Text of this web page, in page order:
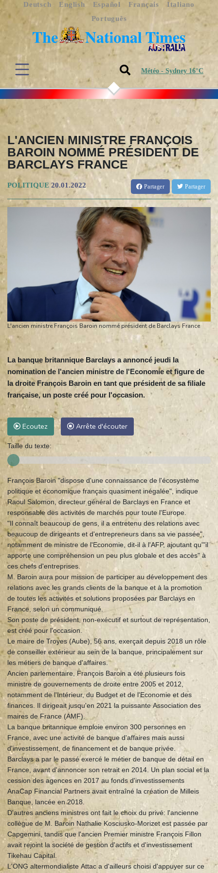
Deutsch English Español Français
Italiano
Português
Météo - Sydney 16°C
L'ANCIEN MINISTRE FRANÇOIS
BAROIN NOMMÉ PRÉSIDENT DE
BARCLAYS FRANCE
POLITIQUE 20.01.2022 Partager Partager
L'ancien ministre François Baroin nommé président de Barclays France
La banque britannique Barclays a annoncé jeudi la
nomination de l'ancien ministre de l'Economie et figure de
la droite François Baroin en tant que président de sa filiale
française, un poste créé pour l'occasion.
Ecoutez Arrête d'écouter
Taille du texte:
François Baroin "dispose d'une connaissance de l'écosystème
politique et économique français quasiment inégalée", indique
Raoul Salomon, directeur général de Barclays en France et
responsable des activités de marchés pour toute l'Europe.
"Il connaît beaucoup de gens, il a entretenu des relations avec
beaucoup de dirigeants et d'entrepreneurs dans sa vie passée",
notamment de ministre de l'Economie, dit-il à l'AFP, ajoutant qu'"il
apporte une compréhension un peu plus globale et des accès" à
ces chefs d'entreprises.
M. Baroin aura pour mission de participer au développement des
relations avec les grands clients de la banque et à la promotion
de toutes les activités et solutions proposées par Barclays en
France, selon un communiqué.
Son poste de président, non-exécutif et surtout de représentation,
est créé pour l'occasion.
Le maire de Troyes (Aube), 56 ans, exerçait depuis 2018 un rôle
de conseiller extérieur au sein de la banque, principalement sur
les métiers de banque d'affaires.
Ancien parlementaire, François Baroin a été plusieurs fois
ministre de gouvernements de droite entre 2005 et 2012,
notamment de l'Intérieur, du Budget et de l'Economie et des
finances. Il dirigeait jusqu'en 2021 la puissante Association des
maires de France (AMF).
La banque britannique emploie environ 300 personnes en
France, avec une activité de banque d'affaires mais aussi
d'investissement, de financement et de banque privée.
Barclays a par le passé exercé le métier de banque de détail en
France, avant d'annoncer son retrait en 2014. Un plan social et la
cession des agences en 2017 au fonds d'investissements
AnaCap Financial Partners avait entraîné la création de Milleis
Banque, lancée en 2018.
D'autres anciens ministres ont fait le choix du privé: l'ancienne
collègue de M. Baroin Nathalie Kosciusko-Morizet est passée par
Capgemini, tandis que l'ancien Premier ministre François Fillon
avait rejoint la société de gestion d'actifs et d'investissement
Tikehau Capital.
L'ONG altermondialiste Attac a d'ailleurs choisi d'appuyer sur ce